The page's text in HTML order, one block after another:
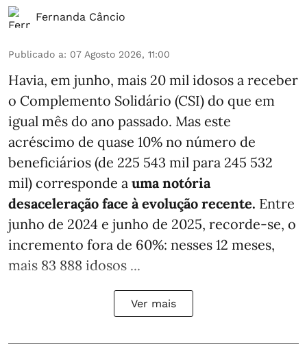
Fernanda Câncio
Publicado a: 07 Agosto 2026, 11:00
Havia, em junho, mais 20 mil idosos a receber
o Complemento Solidário (CSI) do que em
igual mês do ano passado. Mas este
acréscimo de quase 10% no número de
beneficiários (de 225 543 mil para 245 532
mil) corresponde a uma notória
desaceleração face à evolução recente. Entre
junho de 2024 e junho de 2025, recorde-se, o
incremento fora de 60%: nesses 12 meses,
mais 83 888 idosos ...
Ver mais